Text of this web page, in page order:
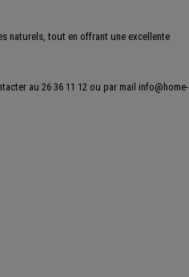
naturels, tout en offrant une excellente
au 26 36 11 12 ou par mail info@home-